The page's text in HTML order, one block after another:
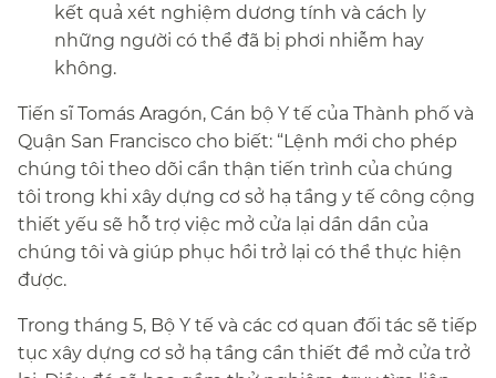
kết quả xét nghiệm dương tính và cách ly
những người có thể đã bị phơi nhiễm hay
không.​​
Tiến sĩ Tomás Aragón, Cán bộ Y tế của Thành phố và
Quận San Francisco cho biết: “Lệnh mới cho phép
chúng tôi theo dõi cẩn thận tiến trình của chúng
tôi trong khi xây dựng cơ sở hạ tầng y tế công cộng
thiết yếu sẽ hỗ trợ việc mở cửa lại dần dần của
chúng tôi và giúp phục hồi trở lại có thể thực hiện
được.​​
Trong tháng 5, Bộ Y tế và các cơ quan đối tác sẽ tiếp
tục xây dựng cơ sở hạ tầng cần thiết để mở cửa trở